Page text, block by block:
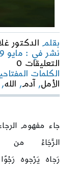
بقلم الدكتور
نشر في : مايو 9, 2025
التعليقات 0
on
الكلمات
الأمل, آدم, الله,
جاء مفهوم
الرَّجَاءُ من
رَجاه يَرْجوه